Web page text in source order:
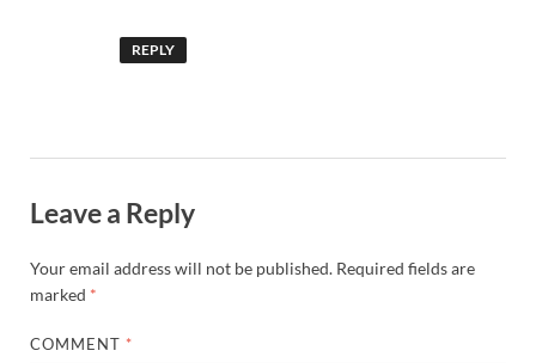
REPLY
Leave a Reply
Your email address will not be published. Required fields are
marked *
COMMENT *